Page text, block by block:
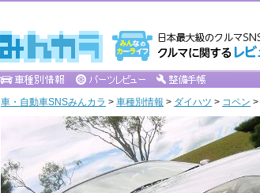
車・自動車SNSみんカラ > 車種別情報 > ダイハツ > コペン >